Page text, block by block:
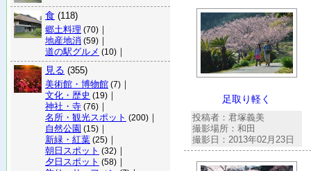
食 (118)
郷土料理 (70) ｜
地産地消 (59) ｜
道の駅グルメ (10) ｜
見る (355)
美術館・博物館 (7) ｜
文化・歴史 (19) ｜
神社・寺 (76) ｜
名所・観光スポット (200) ｜
自然公園 (15) ｜
新緑・紅葉 (25) ｜
朝日スポット (32) ｜
夕日スポット (58) ｜
足取り軽く
投稿者：君塚義美
撮影場所：和田
撮影日：2013年02月23日